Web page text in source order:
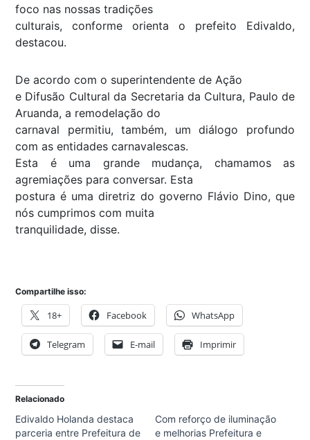
foco nas nossas tradições
culturais, conforme orienta o prefeito Edivaldo,
destacou.
De acordo com o superintendente de Ação
e Difusão Cultural da Secretaria da Cultura, Paulo de
Aruanda, a remodelação do
carnaval permitiu, também, um diálogo profundo
com as entidades carnavalescas.
Esta é uma grande mudança, chamamos as
agremiações para conversar. Esta
postura é uma diretriz do governo Flávio Dino, que
nós cumprimos com muita
tranquilidade, disse.
Compartilhe isso:
18+ Facebook WhatsApp
Telegram E-mail Imprimir
Relacionado
Edivaldo Holanda destaca
parceria entre Prefeitura de
Com reforço de iluminação
e melhorias Prefeitura e